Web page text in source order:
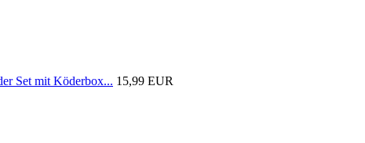
Set mit Köderbox... 15,99 EUR